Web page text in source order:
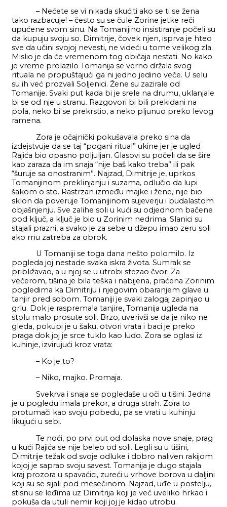
– Nećete se vi nikada skućiti ako se ti se žena
tako razbacuje! – često su se čule Zorine jetke reči
upućene svom sinu. Na Tomanijino insistiranje počeli su
da kupuju svoju so. Dimitrije, čovek njen, isprva je hteo
sve da učini svojoj nevesti, ne videći u tome velikog zla.
Mislio je da će vremenom tog običaja nestati. No kako
je vreme prolazilo Tomanija se verno držala svog
rituala ne propuštajući ga ni jedno jedino veče. U selu
su ih već prozvali Soljenici. Žene su zazirale od
Tomanije. Svaki put kada bi je srele na drumu, uklanjale
bi se od nje u stranu. Razgovori bi bili prekidani na
pola, neko bi se prekrstio, a neko pljunuo preko levog
ramena.
Zora je očajnički pokušavala preko sina da
izdejstvuje da se taj “pogani ritual” ukine jer je ugled
Rajića bio opasno poljuljan. Glasovi su počeli da se šire
kao zaraza da im snaja “nije baš kako treba” ili pak
“šuruje sa onostranim”. Najzad, Dimitrije je, uprkos
Tomanijinom preklinjanju i suzama, odlučio da lupi
šakom o sto. Rastrzan između majke i žene, nije bio
sklon da poveruje Tomanijinom sujeverju i budalastom
objašnjenju. Sve zalihe soli u kući su odjednom bačene
pod ključ, a ključ je bio u Zorinim nedrima. Slanici su
stajali prazni, a svako je za sebe u džepu imao zeru soli
ako mu zatreba za obrok.
U Tomaniji se toga dana nešto polomilo. Iz
pogleda joj nestade svaka iskra života. Sumrak se
približavao, a u njoj se u utrobi stezao čvor. Za
večerom, tišina je bila teška i nabijena, praćena Zorinim
pogledima ka Dimitriju i njegovim obaranjem glave u
tanjir pred sobom. Tomaniji je svaki zalogaj zapinjao u
grlu. Dok je raspremala tanjire, Tomanija ugleda na
stolu malo prosute soli. Brzo, uverivši se da je niko ne
gleda, pokupi je u šaku, otvori vrata i baci je preko
praga dok joj je srce tuklo kao ludo. Zora se oglasi iz
kuhinje, izvirujući kroz vrata:
– Ko je to?
– Niko, majko. Promaja.
Svekrva i snaja se pogledaše u oči u tišini. Jedna
je u pogledu imala prekor, a druga strah. Zora to
protumači kao svoju pobedu, pa se vrati u kuhinju
likujući u sebi.
Te noći, po prvi put od dolaska nove snaje, prag
u kući Rajića se nije beleo od soli. Legli su u tišini,
Dimitrije težak od svoje odluke i dobro naliven rakijom
kojoj je saprao svoju savest. Tomanija je dugo stajala
kraj prozora u spavaćici, zureći u vrhove borova u daljini
koji su se sijali pod mesečinom. Najzad, uđe u postelju,
stisnu se leđima uz Dimitrija koji je već uveliko hrkao i
pokuša da utuli nemir koji joj je kidao utrobu.